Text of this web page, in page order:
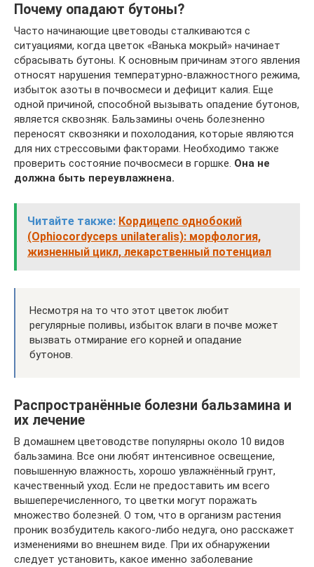
Почему опадают бутоны?
Часто начинающие цветоводы сталкиваются с
ситуациями, когда цветок «Ванька мокрый» начинает
сбрасывать бутоны. К основным причинам этого явления
относят нарушения температурно-влажностного режима,
избыток азоты в почвосмеси и дефицит калия. Еще
одной причиной, способной вызывать опадение бутонов,
является сквозняк. Бальзамины очень болезненно
переносят сквозняки и похолодания, которые являются
для них стрессовыми факторами. Необходимо также
проверить состояние почвосмеси в горшке. Она не
должна быть переувлажнена.
Читайте также: Кордицепс однобокий
(Ophiocordyceps unilateralis): морфология,
жизненный цикл, лекарственный потенциал
Несмотря на то что этот цветок любит
регулярные поливы, избыток влаги в почве может
вызвать отмирание его корней и опадание
бутонов.
Распространённые болезни бальзамина и
их лечение
В домашнем цветоводстве популярны около 10 видов
бальзамина. Все они любят интенсивное освещение,
повышенную влажность, хорошо увлажнённый грунт,
качественный уход. Если не предоставить им всего
вышеперечисленного, то цветки могут поражать
множество болезней. О том, что в организм растения
проник возбудитель какого-либо недуга, оно расскажет
изменениями во внешнем виде. При их обнаружении
следует установить, какое именно заболевание